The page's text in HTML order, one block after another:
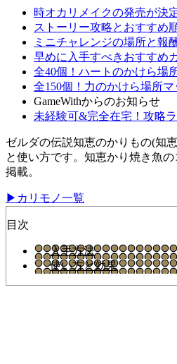
時オカリメイクの発売が決
ストーリー攻略とおすすめ
ミニチャレンジの場所と報
早めに入手すべきおすすめ
全40個！ハートのかけら場
全150個！力のかけら場所マ
GameWithからのお知らせ
未経験可&完全在宅！攻略ラ
ゼルダの伝説知恵のかりもの(知
と使い方です。知恵かり焼き魚
掲載。
▶カリモノ一覧
目次
入手方法
使い方と効果